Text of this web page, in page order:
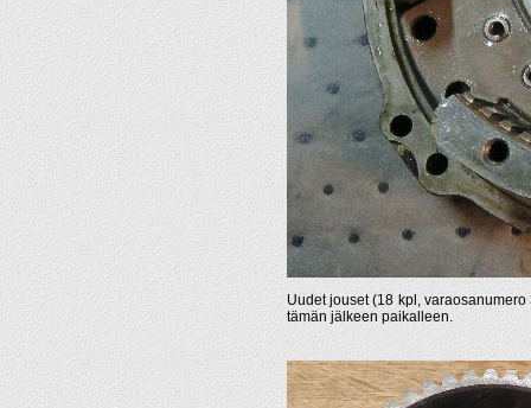
Uudet jouset (18 kpl,
tämän jälkeen paikalleen.